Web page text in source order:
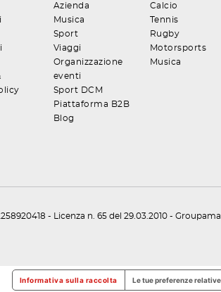
Azienda
Musica
Sport
Viaggi
Organizzazione
eventi
Sport DCM
Piattaforma B2B
Blog
Calcio
Tennis
Rugby
Motorsports
Musica
- Licenza n. 65 del 29.03.2010 -
Informativa sulla raccolta Le tue preferenze